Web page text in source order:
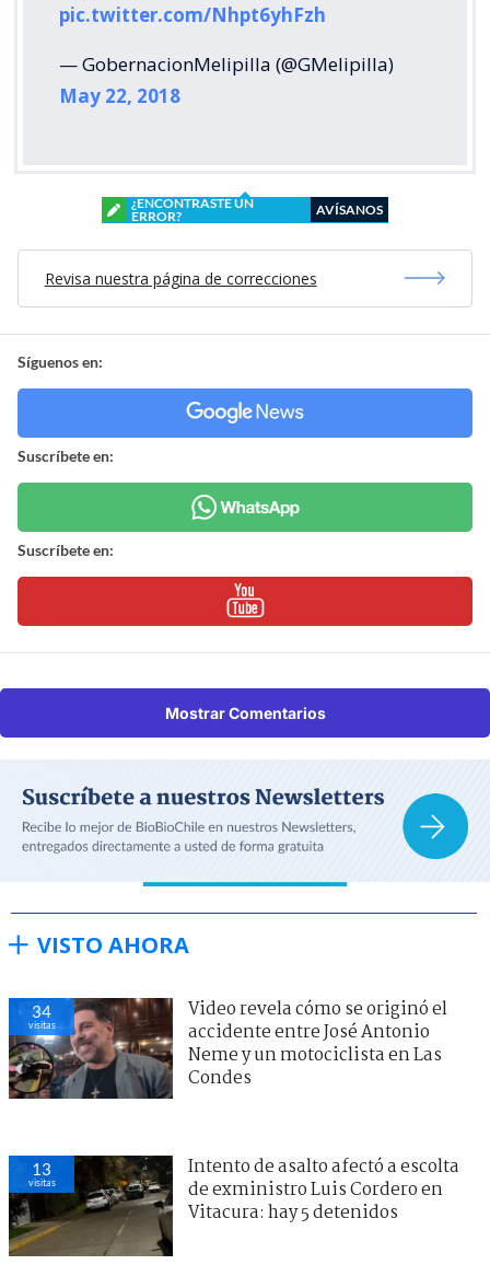
pic.twitter.com/Nhpt6yhFzh
— GobernacionMelipilla (@GMelipilla)
May 22, 2018
¿ENCONTRASTE UN
ERROR?
AVÍSANOS
Revisa nuestra página de correcciones
Síguenos en:
Suscríbete en:
Suscríbete en:
Mostrar Comentarios
VISTO AHORA
34
visitas
Video revela cómo se originó el
accidente entre José Antonio
Neme y un motociclista en Las
Condes
13
visitas
Intento de asalto afectó a escolta
de exministro Luis Cordero en
Vitacura: hay 5 detenidos